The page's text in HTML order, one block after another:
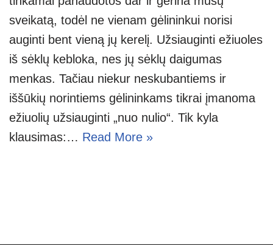
sveikatą, todėl ne vienam gėlininkui norisi
auginti bent vieną jų kerelį. Užsiauginti ežiuoles
iš sėklų kebloka, nes jų sėklų daigumas
menkas. Tačiau niekur neskubantiems ir
iššūkių norintiems gėlininkams tikrai įmanoma
ežiuolių užsiauginti „nuo nulio“. Tik kyla
klausimas:… Read More »